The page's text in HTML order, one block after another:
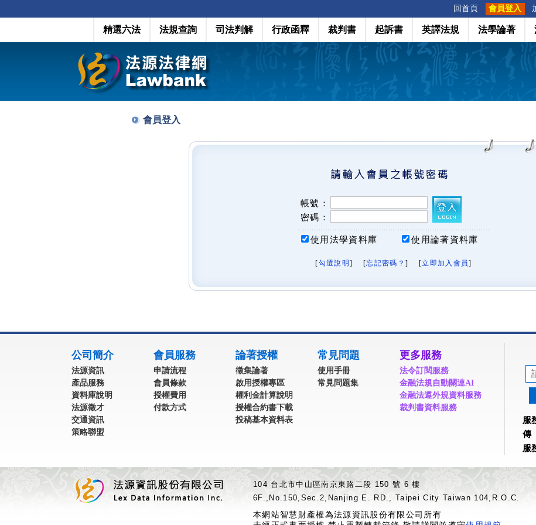
回首頁 會員登入
精選六法 法規查詢 司法判解 行政函釋 裁判書 起訴書 英譯法規 法學論著
會員登入
帳號：
密碼：
使用法學資料庫 使用論著資料庫
[勾選說明 ] [忘記密碼？ ] [立即加入會員]
公司簡介
法源資訊
產品服務
資料庫說明
法源徵才
交通資訊
策略聯盟
會員服務
申請流程
會員條款
授權費用
付款方式
論著授權
徵集論著
啟用授權專區
權利金計算說明
授權合約書下載
投稿基本資料表
常見問題
使用手冊
常見問題集
更多服務
法令訂閱服務
金融法規自動關連AI
金融法遵外規資料服務
裁判書資料服務
服
傳
服
104 台北市中山區南京東路二段 150 號 6 樓
6F.,No.150,Sec.2,Nanjing E. RD., Taipei City Taiwan 104,R.O.C.
本網站智慧財產權為法源資訊股份有限公司所有